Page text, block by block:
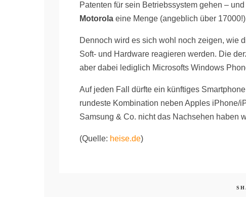
Patenten für sein Betriebssystem gehen –
Motorola eine Menge (angeblich über
Dennoch wird es sich wohl noch zeigen, wie
Soft- und Hardware reagieren werden. Die
aber dabei lediglich Microsofts Windows
Auf jeden Fall dürfte ein künftiges
rundeste Kombination neben Apples iPhone/
Samsung & Co. nicht das Nachsehen haben
(Quelle: heise.de)